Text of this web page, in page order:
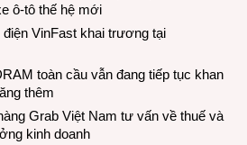
ô-tô thế hệ mới
VinFast khai trương tại
toàn cầu vẫn đang tiếp tục khan
thêm
Grab Việt Nam tư vấn về thuế và
kinh doanh